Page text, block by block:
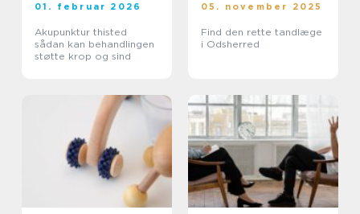
01. februar 2026
Akupunktur thisted
sådan kan behandlingen
støtte krop og sind
05. november 2025
Find den rette tandlæge
i Odsherred